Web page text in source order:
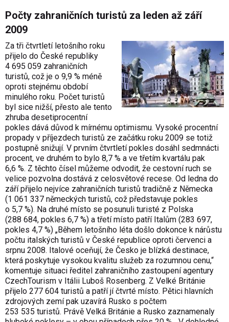
Počty zahraničních turistů za leden až září
2009
Za tři čtvrtletí letošního roku
přijelo do České republiky
4 695 059 zah­raničních
turistů, což je o 9,9 % méně
oproti stejnému období
minulého roku. Počet turistů
byl sice nižší, přesto ale tento
zhruba desetiprocentní
pokles dává důvod k mírnému optimismu. Vysoké procentní
propady v příjezdech turistů ze začátku roku 2009 se totiž
postupně snižují. V prvním čtvrtletí pokles dosáhl sedmnácti
procent, ve druhém to bylo 8,7 % a ve třetím kvartálu pak
6,6 %. Z těchto čísel můžeme odvodit, že cestovní ruch se
velice pozvolna dostává z celosvětové recese. Od ledna do
září přijelo nejvíce zahraničních turistů tradičně z Německa
(1 061 337 ně­meckých turistů, což představuje pokles
o 5,7 %). Na druhé místo se posunuli turisté z Polska
(288 684, pokles 6,7 %) a třetí místo patří Italům (283 697,
pokles 4,7 %) „Během letošního léta došlo dokonce k nárůstu
počtu italských turistů v České republice oproti červenci a
srpnu 2008. Italové oceňují, že Česko je blízká destinace,
která poskytuje vysokou kvalitu služeb za rozumnou cenu,“
komentuje situaci ředitel zahraničního zastoupení agentury
CzechTourism v Itálii Luboš Rosenberg. Z Velké Británie
přijelo 277 604 turistů a patří jí čtvrté místo. Pětici hlavních
zdrojových zemí pak uzavírá Rusko s počtem
253 535 turistů. Právě Velká Británie a Rusko zaznamenaly